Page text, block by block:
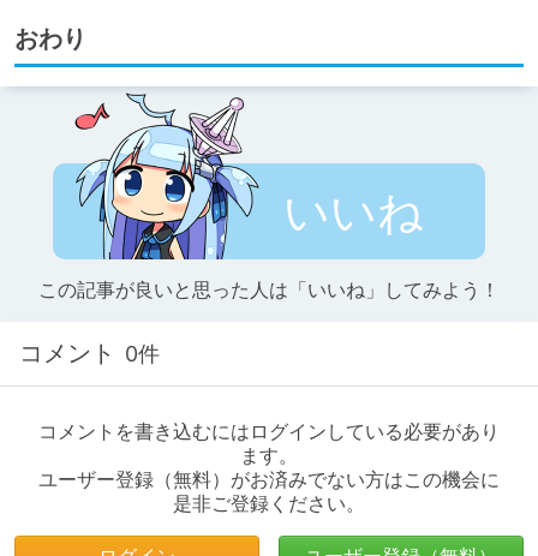
おわり
いいね
この記事が良いと思った人は「いいね」してみよう！
コメント 0件
コメントを書き込むにはログインしている必要があり
ます。
ユーザー登録（無料）がお済みでない方はこの機会に
是非ご登録ください。